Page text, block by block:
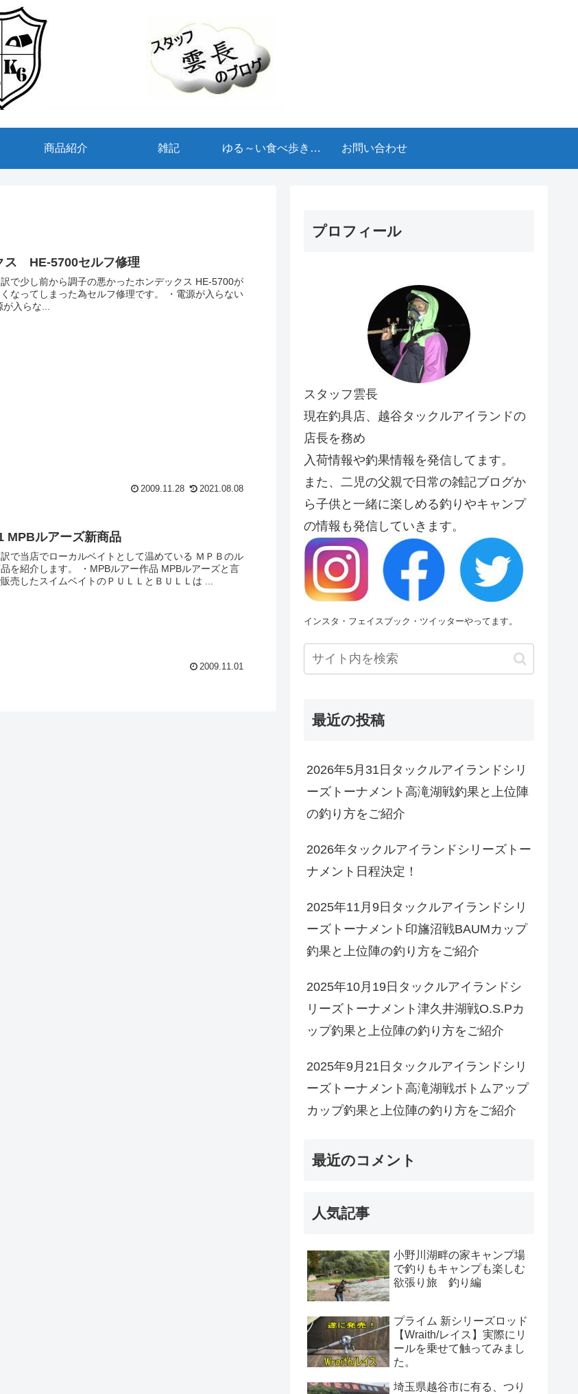
商品紹介 雑記 ゆる～い食べ歩きブ お問い合わせ
ス HE-5700セルフ修理
少し前から調子の悪かったホンデックス HE-5700が
てしまった為セルフ修理です。 ・電源が入らない
電源が入らな...
2009.11.28 2021.08.08
MPBルアーズ新商品
当店でローカルベイトとして温めている ＭＰＢのル
・MPBルアー作品 MPBルアーズと言
売したスイムベイトのＰＵＬＬとＢＵＬＬは ...
2009.11.01
プロフィール
スタッフ雲長
現在釣具店、越谷タックルアイランドの
店長を務め
入荷情報や釣果情報を発信してます。
また、二児の父親で日常の雑記ブログか
ら子供と一緒に楽しめる釣りやキャンプ
の情報も発信していきます。
インスタ・フェイスブック・ツイッターやってます。
最近の投稿
2026年5月31日タックルアイランドシリ
ーズトーナメント高滝湖戦釣果と上位陣
の釣り方をご紹介
2026年タックルアイランドシリーズトー
ナメント日程決定！
2025年11月9日タックルアイランドシリ
ーズトーナメント印旛沼戦BAUMカップ
釣果と上位陣の釣り方をご紹介
2025年10月19日タックルアイランドシ
リーズトーナメント津久井湖戦O.S.Pカ
ップ釣果と上位陣の釣り方をご紹介
2025年9月21日タックルアイランドシリ
ーズトーナメント高滝湖戦ボトムアップ
カップ釣果と上位陣の釣り方をご紹介
最近のコメント
人気記事
小野川湖畔の家キャンプ場
で釣りもキャンプも楽しむ
欲張り旅 釣り編
プライム 新シリーズロッド
【Wraith/レイス】実際にリ
ールを乗せて触ってみまし
た。
埼玉県越谷市に有る、つり